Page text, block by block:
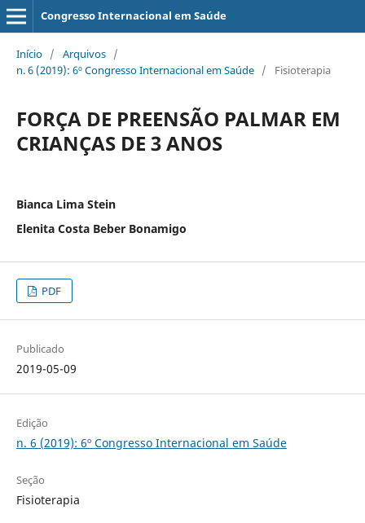
Congresso Internacional em Saúde
Início / Arquivos /
n. 6 (2019): 6º Congresso Internacional em Saúde / Fisioterapia
FORÇA DE PREENSÃO PALMAR EM
CRIANÇAS DE 3 ANOS
Bianca Lima Stein
Elenita Costa Beber Bonamigo
PDF
Publicado
2019-05-09
Edição
n. 6 (2019): 6º Congresso Internacional em Saúde
Seção
Fisioterapia